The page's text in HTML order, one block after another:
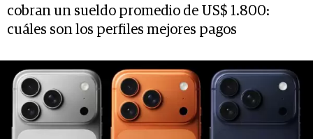
cobran un sueldo promedio de US$ 1.800:
cuáles son los perfiles mejores pagos